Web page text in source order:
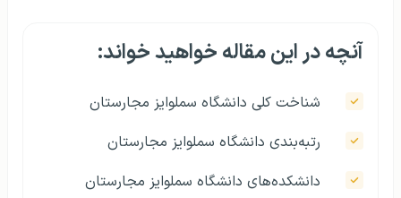
آنچه در این مقاله خواهید خواند:
شناخت کلی دانشگاه سملوایز مجارستان
رتبه‌بندی دانشگاه سملوایز مجارستان
دانشکده‌های دانشگاه سملوایز مجارستان